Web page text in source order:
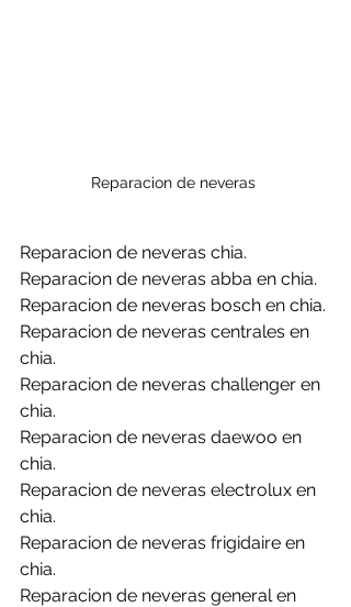
Reparacion de neveras
Reparacion de neveras chia.
Reparacion de neveras abba en chia.
Reparacion de neveras bosch en chia.
Reparacion de neveras centrales en
chia.
Reparacion de neveras challenger en
chia.
Reparacion de neveras daewoo en
chia.
Reparacion de neveras electrolux en
chia.
Reparacion de neveras frigidaire en
chia.
Reparacion de neveras general en